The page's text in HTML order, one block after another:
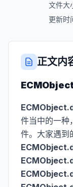
文件大
更新时
正文内
件当中的一种
件。大家遇到